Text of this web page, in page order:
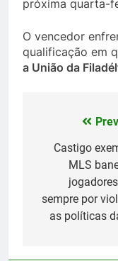
próxima quarta-
O vencedor
qualificação em
a União da
navigation
Castigo
MLS
sempre por
as políticas